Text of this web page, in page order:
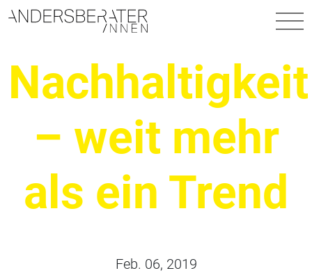
Hauptnavigation
Nachhaltigkeit
– weit mehr
als ein Trend
Feb. 06, 2019